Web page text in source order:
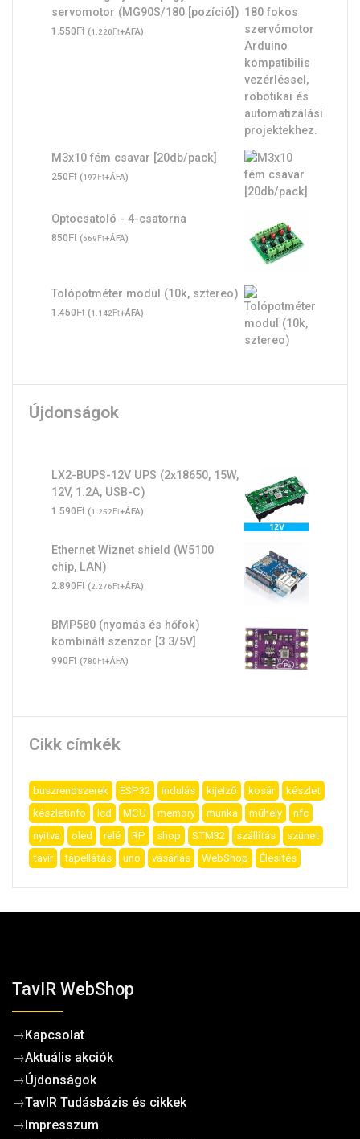
servomotor (MG90S/180 [pozíció])
1.550Ft (1.220Ft+ÁFA)
M3x10 fém csavar [20db/pack]
250Ft (197Ft+ÁFA)
Optocsatoló - 4-csatorna
850Ft (669Ft+ÁFA)
Tolópotméter modul (10k, sztereo)
1.450Ft (1.142Ft+ÁFA)
Újdonságok
LX2-BUPS-12V UPS (2x18650, 15W,
12V, 1.2A, USB-C)
1.590Ft (1.252Ft+ÁFA)
Ethernet Wiznet shield (W5100
chip, LAN)
2.890Ft (2.276Ft+ÁFA)
BMP580 (nyomás és hőfok)
kombinált szenzor [3.3/5V]
990Ft (780Ft+ÁFA)
Cikk címkék
buszrendszerek ESP32 indulás kijelző kosár
készlet
készletinfo
lcd MCU memory munka műhely
nfc
nyitva
oled relé RP shop STM32 szállítás
szünet
tavir
tápellátás uno vásárlás WebShop Élesítés
TavIR WebShop
→Kapcsolat
→Aktuális akciók
→Újdonságok
→TavIR Tudásbázis és cikkek
→ Impresszum